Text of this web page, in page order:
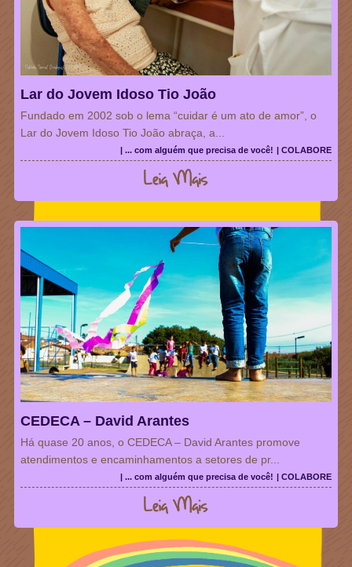
Lar do Jovem Idoso Tio João
Fundado em 2002 sob o lema “cuidar é um ato de amor”, o
Lar do Jovem Idoso Tio João abraça, a...
| COLABORE
| ... com alguém que precisa de você!
CEDECA – David Arantes
Há quase 20 anos, o CEDECA – David Arantes promove
atendimentos e encaminhamentos a setores de pr...
| COLABORE
| ... com alguém que precisa de você!